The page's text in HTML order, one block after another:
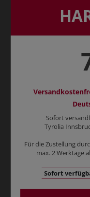
Sofort
Tyrolia
Für die Zustellung
max. 2 Werktage
Sofort